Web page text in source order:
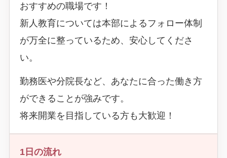
おすすめの職場です！
新人教育については本部によるフォロー体制
が万全に整っているため、安心してくださ
い。
勤務医や分院長など、あなたに合った働き方
ができることが強みです。
将来開業を目指している方も大歓迎！
1日の流れ